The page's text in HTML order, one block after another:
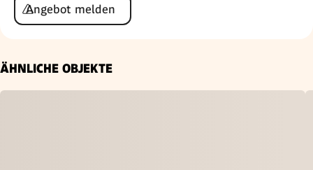
Angebot melden
ÄHNLICHE OBJEKTE